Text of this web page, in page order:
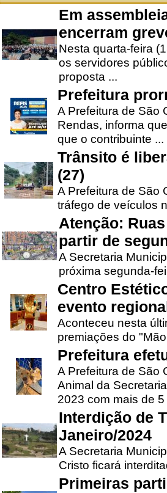
Em
encerram
Nesta quarta-feira
os servidores
proposta ...
Prefeitura
A Prefeitura de São
Rendas, informa
que o contribuinte ...
Trânsito é
(27)
A Prefeitura de São
tráfego de veículos
Atenção:
partir de
A Secretaria
próxima segunda-
Centro
evento
Aconteceu nesta
premiações do
Prefeitura
A Prefeitura de São
Animal da
2023 com mais de 5
Interdição de
Janeiro/2024
A Secretaria
Cristo ficará
Primeiras